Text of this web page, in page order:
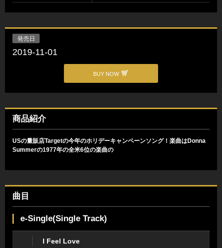
発売日
2019-11-01
BUY NOW
商品紹介
USの量販店Targetの今年のホリデーキャンペーンソング！楽曲はDonna
Summerの1977年の全米6位の楽曲の
曲目
e-Single(Single Track)
I Feel Love